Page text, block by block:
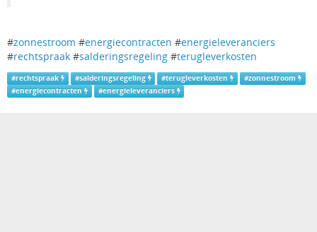
#zonnestroom #energiecontracten #energieleveranciers
#rechtspraak #salderingsregeling #terugleverkosten
#rechtspraak #salderingsregeling #terugleverkosten #zonnestroom
#energiecontracten #energieleveranciers